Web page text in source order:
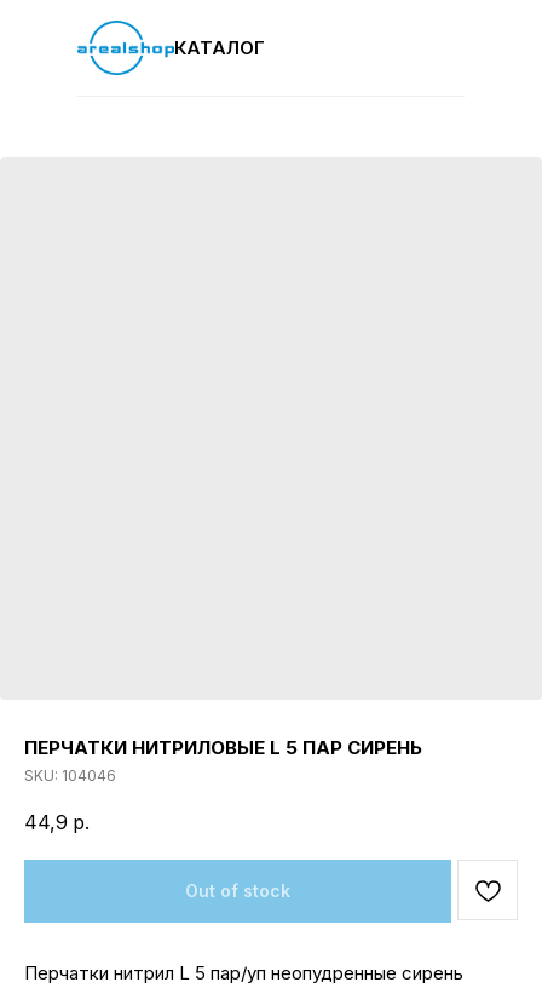
КАТАЛОГ
ПЕРЧАТКИ НИТРИЛОВЫЕ L 5 ПАР СИРЕНЬ
SKU: 104046
44,9 р.
Out of stock
Перчатки нитрил L 5 пар/уп неопудренные сирень